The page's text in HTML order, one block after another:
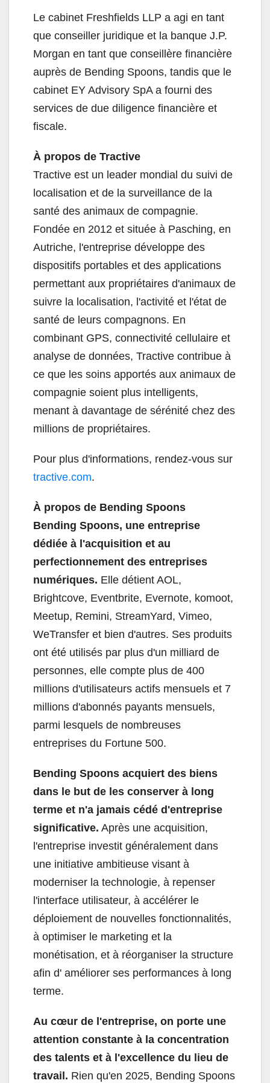
Le cabinet Freshfields LLP a agi en tant
que conseiller juridique et la banque J.P.
Morgan en tant que conseillère financière
auprès de Bending Spoons, tandis que le
cabinet EY Advisory SpA a fourni des
services de due diligence financière et
fiscale.
À propos de Tractive
Tractive est un leader mondial du suivi de
localisation et de la surveillance de la
santé des animaux de compagnie.
Fondée en 2012 et située à Pasching, en
Autriche, l'entreprise développe des
dispositifs portables et des applications
permettant aux propriétaires d'animaux de
suivre la localisation, l'activité et l'état de
santé de leurs compagnons. En
combinant GPS, connectivité cellulaire et
analyse de données, Tractive contribue à
ce que les soins apportés aux animaux de
compagnie soient plus intelligents,
menant à davantage de sérénité chez des
millions de propriétaires.
Pour plus d'informations, rendez-vous sur
tractive.com.
À propos de Bending Spoons
Bending Spoons, une entreprise
dédiée à l'acquisition et au
perfectionnement des entreprises
numériques. Elle détient AOL,
Brightcove, Eventbrite, Evernote, komoot,
Meetup, Remini, StreamYard, Vimeo,
WeTransfer et bien d'autres. Ses produits
ont été utilisés par plus d'un milliard de
personnes, elle compte plus de 400
millions d'utilisateurs actifs mensuels et 7
millions d'abonnés payants mensuels,
parmi lesquels de nombreuses
entreprises du Fortune 500.
Bending Spoons acquiert des biens
dans le but de les conserver à long
terme et n'a jamais cédé d'entreprise
significative. Après une acquisition,
l'entreprise investit généralement dans
une initiative ambitieuse visant à
moderniser la technologie, à repenser
l'interface utilisateur, à accélérer le
déploiement de nouvelles fonctionnalités,
à optimiser le marketing et la
monétisation, et à réorganiser la structure
afin d' améliorer ses performances à long
terme.
Au cœur de l'entreprise, on porte une
attention constante à la concentration
des talents et à l'excellence du lieu de
travail. Rien qu'en 2025, Bending Spoons